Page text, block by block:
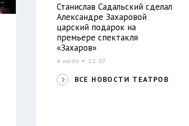
Станислав Садальский сделал
Александре Захаровой
царский подарок на
премьере спектакля
«Захаров»
4 июля 21:07
ВСЕ НОВОСТИ ТЕАТРОВ